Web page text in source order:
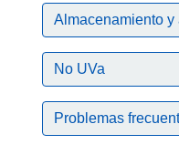
Almacenamiento
No UVa
Problemas